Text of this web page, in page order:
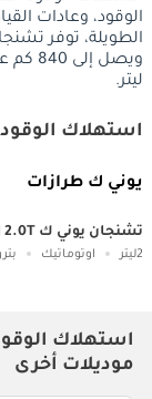
الوقود، وعادات
ليتر.
استهلاك
يوني ك طرازات
تشنجان يوني ك 2.0T النخبة
2ليتر اوتوماتيك
استهلاك
موديلات أخرى